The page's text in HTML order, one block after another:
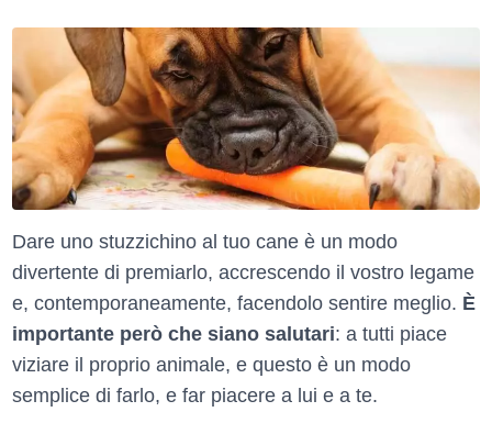
Dare uno stuzzichino al tuo cane è un modo
divertente di premiarlo, accrescendo il vostro legame
e, contemporaneamente, facendolo sentire meglio. È
importante però che siano salutari: a tutti piace
viziare il proprio animale, e questo è un modo
semplice di farlo, e far piacere a lui e a te.